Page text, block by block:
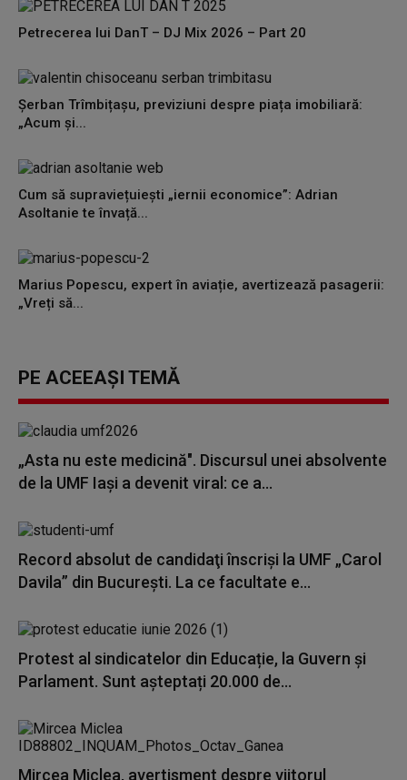
Petrecerea lui DanT – DJ Mix 2026 – Part 20
Șerban Trîmbițașu, previziuni despre piața imobiliară:
„Acum și...
Cum să supraviețuiești „iernii economice”: Adrian
Asoltanie te învață...
Marius Popescu, expert în aviație, avertizează pasagerii:
„Vreți să...
PE ACEEAȘI TEMĂ
„Asta nu este medicină". Discursul unei absolvente
de la UMF Iași a devenit viral: ce a...
Record absolut de candidaţi înscrişi la UMF „Carol
Davila” din București. La ce facultate e...
Protest al sindicatelor din Educație, la Guvern și
Parlament. Sunt așteptați 20.000 de...
Mircea Miclea, avertisment despre viitorul